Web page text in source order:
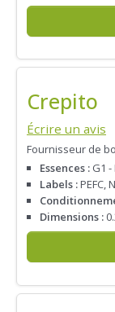
Crepito
Écrire un avis
Fournisseur de
Essences : G1
Labels :PEFC,
Dimensions :